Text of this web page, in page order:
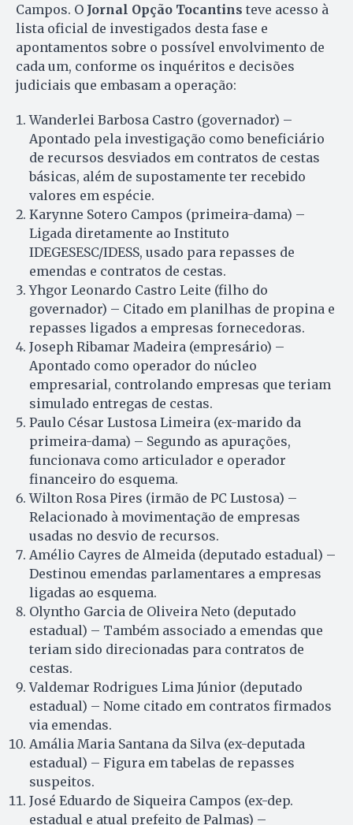
Campos. O Jornal Opção Tocantins teve acesso à
lista oficial de investigados desta fase e
apontamentos sobre o possível envolvimento de
cada um, conforme os inquéritos e decisões
judiciais que embasam a operação:
Wanderlei Barbosa Castro (governador) –
Apontado pela investigação como beneficiário
de recursos desviados em contratos de cestas
básicas, além de supostamente ter recebido
valores em espécie.
Karynne Sotero Campos (primeira-dama) –
Ligada diretamente ao Instituto
IDEGESESC/IDESS, usado para repasses de
emendas e contratos de cestas.
Yhgor Leonardo Castro Leite (filho do
governador) – Citado em planilhas de propina e
repasses ligados a empresas fornecedoras.
Joseph Ribamar Madeira (empresário) –
Apontado como operador do núcleo
empresarial, controlando empresas que teriam
simulado entregas de cestas.
Paulo César Lustosa Limeira (ex-marido da
primeira-dama) – Segundo as apurações,
funcionava como articulador e operador
financeiro do esquema.
Wilton Rosa Pires (irmão de PC Lustosa) –
Relacionado à movimentação de empresas
usadas no desvio de recursos.
Amélio Cayres de Almeida (deputado estadual) –
Destinou emendas parlamentares a empresas
ligadas ao esquema.
Olyntho Garcia de Oliveira Neto (deputado
estadual) – Também associado a emendas que
teriam sido direcionadas para contratos de
cestas.
Valdemar Rodrigues Lima Júnior (deputado
estadual) – Nome citado em contratos firmados
via emendas.
Amália Maria Santana da Silva (ex-deputada
estadual) – Figura em tabelas de repasses
suspeitos.
José Eduardo de Siqueira Campos (ex-dep.
estadual e atual prefeito de Palmas) –